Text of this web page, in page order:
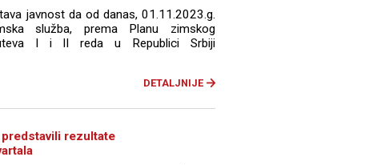
javnost da od danas, 01.11.2023.g.
služba, prema Planu zimskog
I i II reda u Republici Srbiji
DETALJNIJE
rezultate